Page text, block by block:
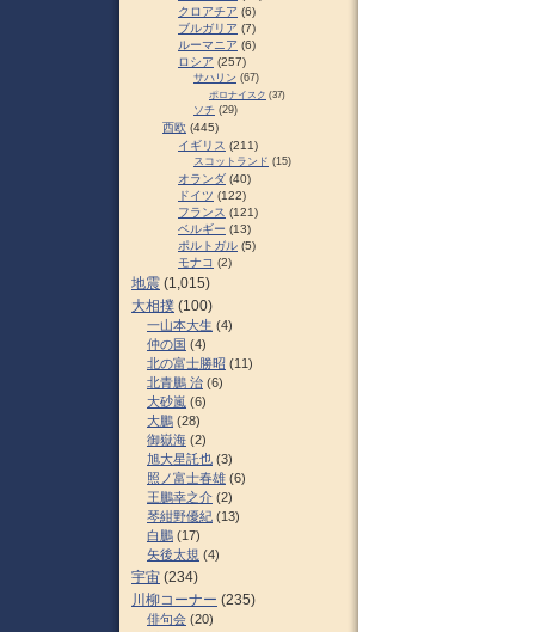
クロアチア (6)
ブルガリア (7)
ルーマニア (6)
ロシア (257)
サハリン (67)
ポロナイスク (37)
ソチ (29)
西欧 (445)
イギリス (211)
スコットランド (15)
オランダ (40)
ドイツ (122)
フランス (121)
ベルギー (13)
ポルトガル (5)
モナコ (2)
地震 (1,015)
大相撲 (100)
一山本大生 (4)
仲の国 (4)
北の富士勝昭 (11)
北青鵬 治 (6)
大砂嵐 (6)
大鵬 (28)
御嶽海 (2)
旭大星託也 (3)
照ノ富士春雄 (6)
王鵬幸之介 (2)
琴紺野優紀 (13)
白鵬 (17)
矢後太規 (4)
宇宙 (234)
川柳コーナー (235)
俳句会 (20)